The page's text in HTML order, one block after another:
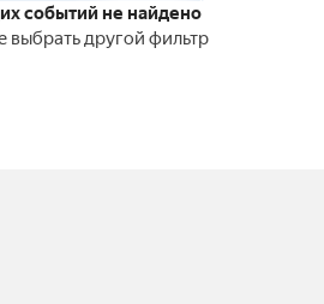
событий не найдено
выбрать другой фильтр